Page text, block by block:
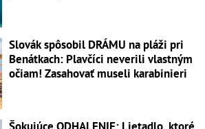
Slovák spôsobil DRÁMU na pláži pri
Benátkach: Plavčíci neverili vlastným
očiam! Zasahovať museli karabinieri